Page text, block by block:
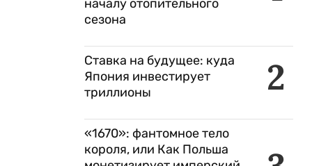
началу отопительного
сезона
2
Ставка на будущее: куда
Япония инвестирует
триллионы
«1670»: фантомное тело
короля, или Как Польша